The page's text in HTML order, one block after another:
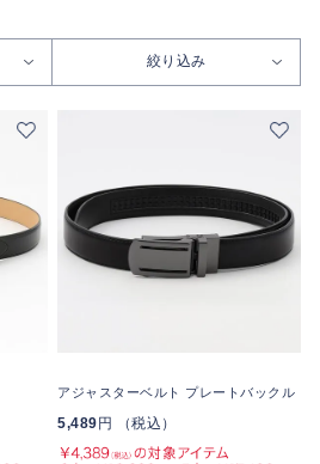
絞り込み
アジャスターベルト プレートバックル
5,489 円 （税込）